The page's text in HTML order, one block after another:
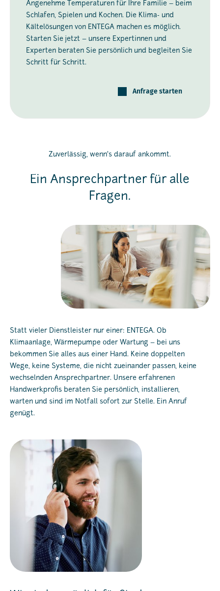
Angenehme Temperaturen für Ihre Familie – beim
Schlafen, Spielen und Kochen. Die Klima- und
Kältelösungen von ENTEGA machen es möglich.
Starten Sie jetzt – unsere Expertinnen und
Experten beraten Sie persönlich und begleiten Sie
Schritt für Schritt.
Anfrage starten
Zuverlässig, wenn’s darauf ankommt.
Ein Ansprechpartner für alle
Fragen.
Statt vieler Dienstleister nur einer: ENTEGA. Ob
Klimaanlage, Wärmepumpe oder Wartung – bei uns
bekommen Sie alles aus einer Hand. Keine doppelten
Wege, keine Systeme, die nicht zueinander passen, keine
wechselnden Ansprechpartner. Unsere erfahrenen
Handwerkprofis beraten Sie persönlich, installieren,
warten und sind im Notfall sofort zur Stelle. Ein Anruf
genügt.